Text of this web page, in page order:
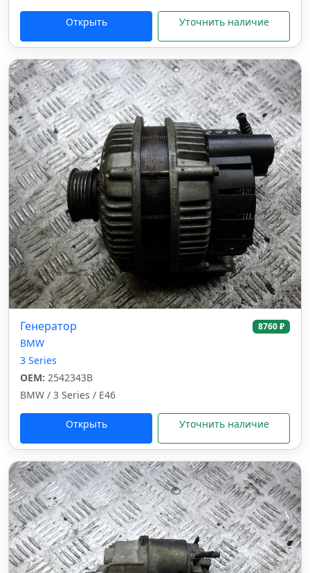
Открыть Уточнить наличие
Генератор 8760 ₽
BMW
3 Series
OEM: 2542343B
BMW / 3 Series / E46
Открыть Уточнить наличие